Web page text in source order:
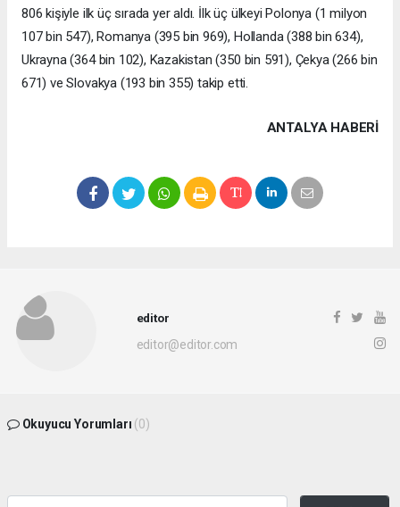
806 kişiyle ilk üç sırada yer aldı. İlk üç ülkeyi Polonya (1 milyon
107 bin 547), Romanya (395 bin 969), Hollanda (388 bin 634),
Ukrayna (364 bin 102), Kazakistan (350 bin 591), Çekya (266 bin
671) ve Slovakya (193 bin 355) takip etti.
ANTALYA HABERİ
editor
editor@editor.com
Okuyucu Yorumları (0)